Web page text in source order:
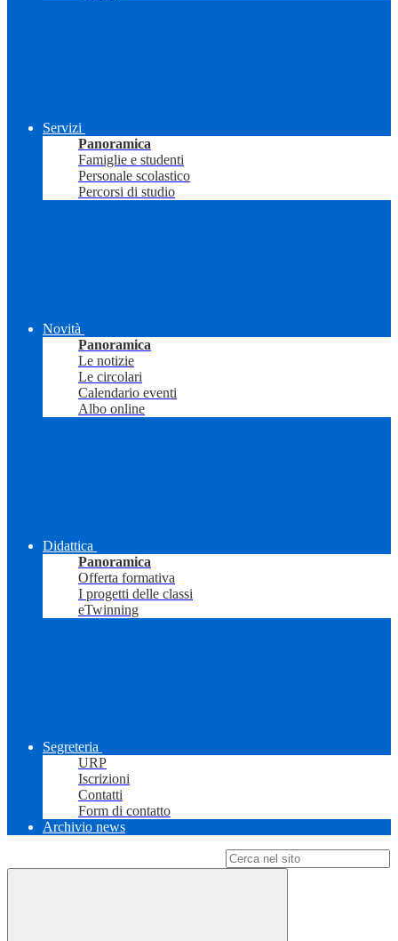
Servizi
Panoramica
Famiglie e studenti
Personale scolastico
Percorsi di studio
Novità
Panoramica
Le notizie
Le circolari
Calendario eventi
Albo online
Didattica
Panoramica
Offerta formativa
I progetti delle classi
eTwinning
Segreteria
URP
Iscrizioni
Contatti
Form di contatto
Archivio news